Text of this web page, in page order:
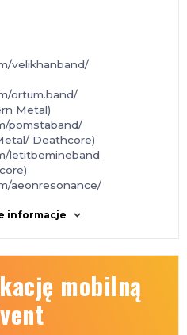
velikhanband/
ortum.band/
Metal)
pomstaband/
Deathcore)
letitbemineband
aeonresonance/
informacje
mobilną